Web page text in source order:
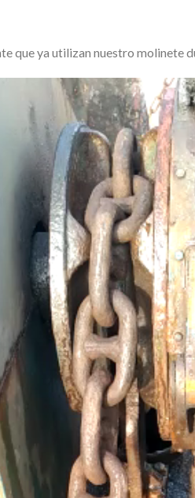
que ya utilizan nuestro molinete